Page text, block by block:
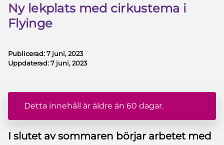
Ny lekplats med cirkustema i
Flyinge
Publicerad:7 juni, 2023
Uppdaterad:7 juni, 2023
Detta innehåll är äldre än 60 dagar.
I slutet av sommaren börjar arbetet med